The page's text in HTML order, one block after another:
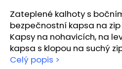
Zateplené kalhoty s
bezpečnostní kapsa na
Kapsy na nohavicích, na
kapsa s klopou na suchý
Celý popis >
D
o